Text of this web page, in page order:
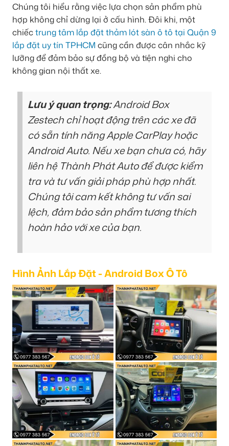
Chúng tôi hiểu rằng việc lựa chọn sản phẩm phù
hợp không chỉ dừng lại ở cấu hình. Đôi khi, một
chiếctrung tâm lắp đặt thảm lót sàn ô tô tại Quận 9
lắp đặt uy tín TPHCM cũng cần được cân nhắc kỹ
lưỡng để đảm bảo sự đồng bộ và tiện nghi cho
không gian nội thất xe.
Lưu ý quan trọng:Android Box
Zestech chỉ hoạt động trên các xe đã
có sẵn tính năng Apple CarPlay hoặc
Android Auto. Nếu xe bạn chưa có, hãy
liên hệ Thành Phát Auto để được kiểm
tra và tư vấn giải pháp phù hợp nhất.
Chúng tôi cam kết không tư vấn sai
lệch, đảm bảo sản phẩm tương thích
hoàn hảo với xe của bạn.
Hình Ảnh Lắp Đặt - Android Box Ô Tô